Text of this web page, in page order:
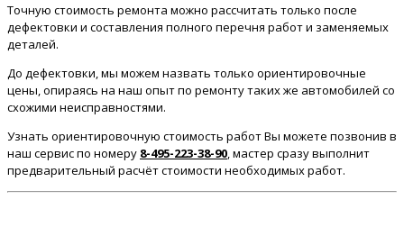
Точную стоимость ремонта можно рассчитать только после
дефектовки и составления полного перечня работ и заменяемых
деталей.
До дефектовки, мы можем назвать только ориентировочные
цены, опираясь на наш опыт по ремонту таких же автомобилей со
схожими неисправностями.
Узнать ориентировочную стоимость работ Вы можете позвонив в
наш сервис по номеру 8-495-223-38-90 , мастер сразу выполнит
предварительный расчёт стоимости необходимых работ.